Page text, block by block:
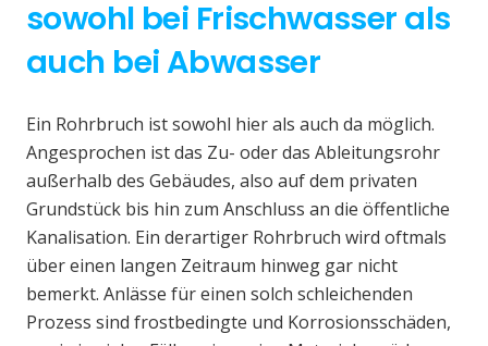
sowohl bei Frischwasser als
auch bei Abwasser
Ein Rohrbruch ist sowohl hier als auch da möglich.
Angesprochen ist das Zu- oder das Ableitungsrohr
außerhalb des Gebäudes, also auf dem privaten
Grundstück bis hin zum Anschluss an die öffentliche
Kanalisation. Ein derartiger Rohrbruch wird oftmals
über einen langen Zeitraum hinweg gar nicht
bemerkt. Anlässe für einen solch schleichenden
Prozess sind frostbedingte und Korrosionsschäden,